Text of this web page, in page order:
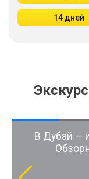
14 дней
В Дубай —